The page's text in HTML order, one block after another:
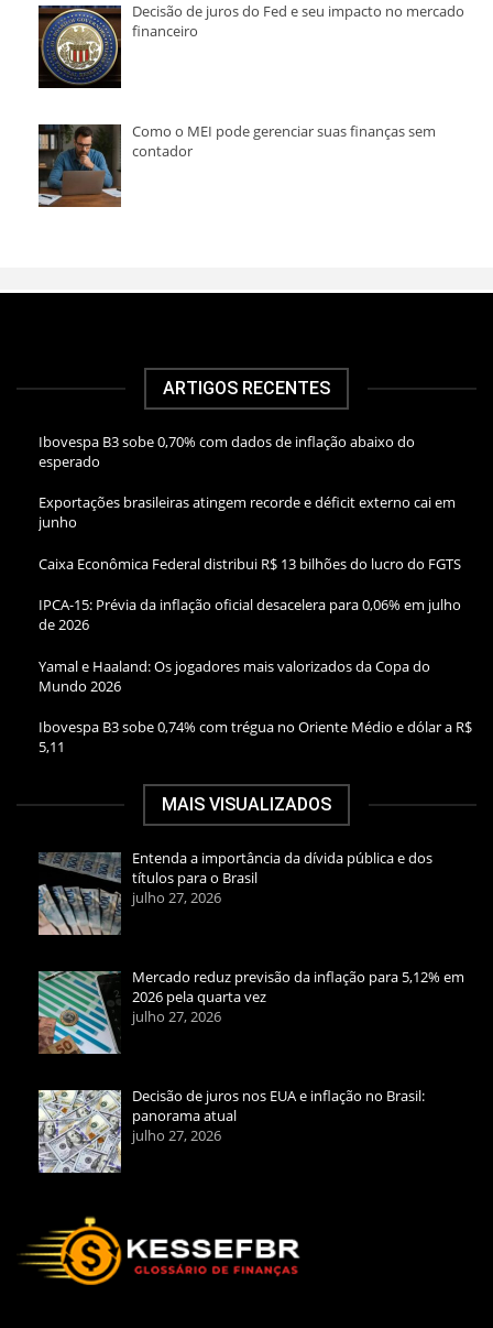
Decisão de juros do Fed e seu impacto no mercado
financeiro
Como o MEI pode gerenciar suas finanças sem
contador
ARTIGOS RECENTES
Ibovespa B3 sobe 0,70% com dados de inflação abaixo do
esperado
Exportações brasileiras atingem recorde e déficit externo cai em
junho
Caixa Econômica Federal distribui R$ 13 bilhões do lucro do FGTS
IPCA-15: Prévia da inflação oficial desacelera para 0,06% em julho
de 2026
Yamal e Haaland: Os jogadores mais valorizados da Copa do
Mundo 2026
Ibovespa B3 sobe 0,74% com trégua no Oriente Médio e dólar a R$
5,11
MAIS VISUALIZADOS
Entenda a importância da dívida pública e dos
títulos para o Brasil
julho 27, 2026
Mercado reduz previsão da inflação para 5,12% em
2026 pela quarta vez
julho 27, 2026
Decisão de juros nos EUA e inflação no Brasil:
panorama atual
julho 27, 2026